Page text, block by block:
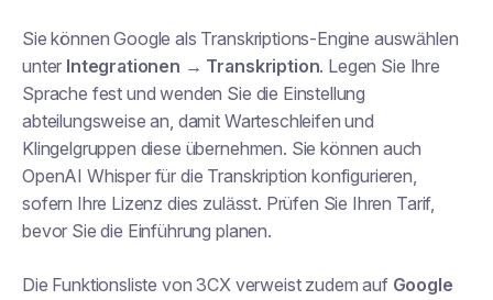
Sie können Google als Transkriptions-Engine auswählen
unter Integrationen → Transkription. Legen Sie Ihre
Sprache fest und wenden Sie die Einstellung
abteilungsweise an, damit Warteschleifen und
Klingelgruppen diese übernehmen. Sie können auch
OpenAI Whisper für die Transkription konfigurieren,
sofern Ihre Lizenz dies zulässt. Prüfen Sie Ihren Tarif,
bevor Sie die Einführung planen.
Die Funktionsliste von 3CX verweist zudem auf Google